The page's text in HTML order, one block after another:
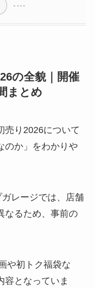
の全貌｜開催
まとめ
売り2026について
のか」をわかりや
レージでは、店舗
なるため、事前の
や初トク福袋な
容となっていま